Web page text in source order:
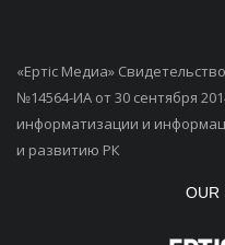
«Ертiс Медиа»
№14564-ИА от 30 сентября
информатизации и
и развитию РК
OUR